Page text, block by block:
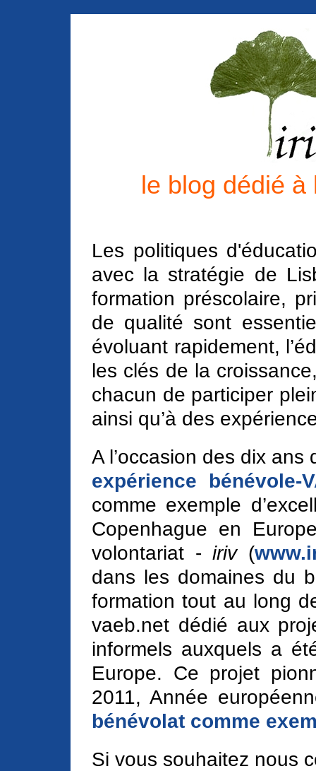
le blog dédié à
Les politiques
avec la stratégie de
formation préscolaire,
de qualité sont
évoluant rapidement,
les clés de la
chacun de participer
ainsi qu’à des
A l’occasion des dix
expérience bénévole-
comme exemple
Copenhague en
volontariat -iriv(
dans les domaines du
formation tout au long
vaeb.net dédié aux
informels auxquels a
Europe. Ce projet
2011, Année
bénévolat comme
Si vous souhaitez nous